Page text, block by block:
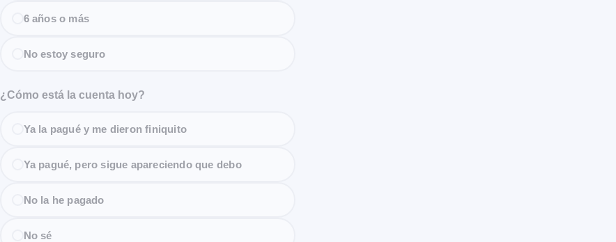
6 años o más
No estoy seguro
¿Cómo está la cuenta hoy?
Ya la pagué y me dieron finiquito
Ya pagué, pero sigue apareciendo que debo
No la he pagado
No sé